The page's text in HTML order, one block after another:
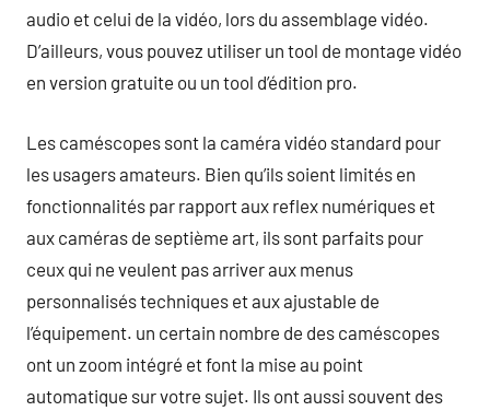
audio et celui de la vidéo, lors du assemblage vidéo.
D’ailleurs, vous pouvez utiliser un tool de montage vidéo
en version gratuite ou un tool d’édition pro.
Les caméscopes sont la caméra vidéo standard pour
les usagers amateurs. Bien qu’ils soient limités en
fonctionnalités par rapport aux reflex numériques et
aux caméras de septième art, ils sont parfaits pour
ceux qui ne veulent pas arriver aux menus
personnalisés techniques et aux ajustable de
l’équipement. un certain nombre de des caméscopes
ont un zoom intégré et font la mise au point
automatique sur votre sujet. Ils ont aussi souvent des